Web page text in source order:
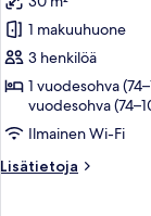
Child)
Kolmen
hengen
huone,
merinäköala
Adults
+
1
1 makuuhuone
3 henkilöä
1 vuodesohva
vuodesohva
Ilmainen Wi-Fi
Lisätietoja
Lisätietoja